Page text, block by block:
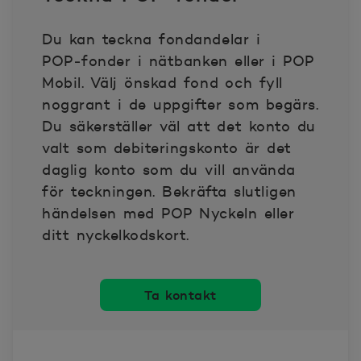
2025-08-14 2.958
2025-08-15 2.952
2025-08-18 2.955
2025-08-19 2.957
2025-08-20 2.957
2025-08-22 2.992
Du kan teckna fondandelar i
POP‑fonder i nätbanken eller i POP
Mobil. Välj önskad fond och fyll
noggrant i de uppgifter som begärs.
Du säkerställer väl att det konto du
valt som debiteringskonto är det
daglig konto som du vill använda
för teckningen. Bekräfta slutligen
händelsen med POP Nyckeln eller
ditt nyckelkodskort.
Ta kontakt